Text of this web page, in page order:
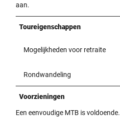
aan.
Toureigenschappen
Mogelijkheden voor retraite
Rondwandeling
Voorzieningen
Een eenvoudige MTB is